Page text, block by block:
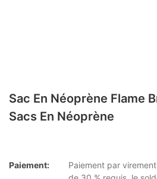
Sac En Néoprène Flame
Sacs En Néoprène
Paiement:
Paiement par